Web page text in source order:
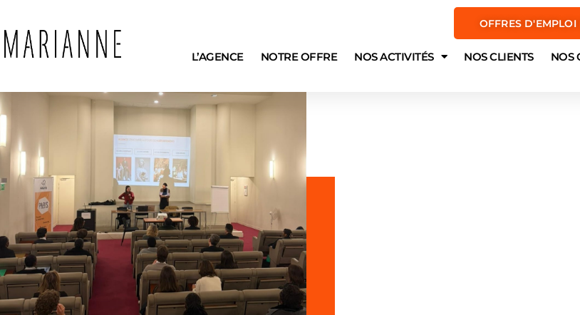
OFFRES D'EMPLOI
L’AGENCE NOTRE OFFRE NOS ACTIVITÉS NOS CLIENTS NOS